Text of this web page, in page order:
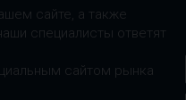
сайте, а также
специалисты ответят
сайтом рынка